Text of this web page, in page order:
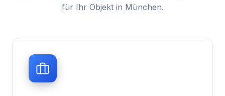
für Ihr Objekt in München.